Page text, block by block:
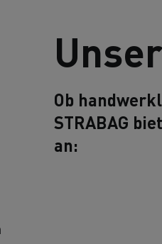
Ob
STRABAG
an: